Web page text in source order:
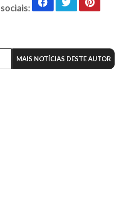
MAIS NOTÍCIAS DESTE AUTOR